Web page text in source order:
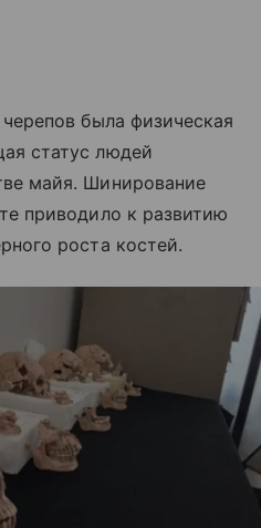
была физическая
статус людей
майя. Шинирование
приводило к развитию
роста костей.